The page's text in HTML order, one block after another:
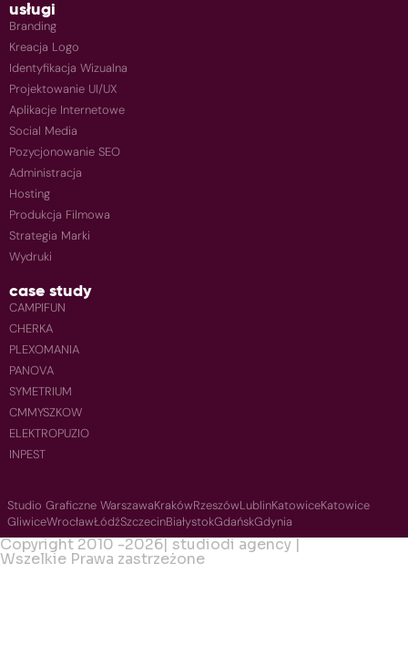
usługi
Branding
Kreacja Logo
Identyfikacja Wizualna
Projektowanie UI/UX
Aplikacje Internetowe
Social Media
Pozycjonowanie SEO
Administracja
Hosting
Produkcja Filmowa
Strategia Marki
Wydruki
case study
CAMPIFUN
CHERKA
PLEXOMANIA
PANOVA
SYMETRIUM
CMMYSZKOW
ELEKTROPUZIO
INPEST
Studio Graficzne WarszawaKrakówRzeszówLublinKatowiceKatowice
GliwiceWrocławŁódźSzczecinBiałystokGdańskGdynia
Copyright 2010 -2026| studiodi agency |
Wszelkie Prawa zastrzeżone